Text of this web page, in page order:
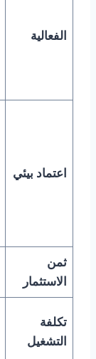
الفعالية
اعتماد بيئي
ثمن
الاستثمار
تكلفة
التشغيل